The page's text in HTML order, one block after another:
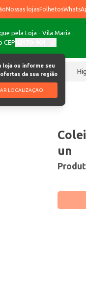
Nossas lojasFolhetos
pela Loja - Vila Maria
CEP
loja ou informe seu
ofertas da sua região
LOCALIZAÇÃO
Chocolates
Couro N°4 un
un